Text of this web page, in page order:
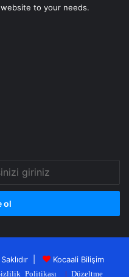
to your needs.
| Kocaali Bilişim
Politikası | Düzeltme